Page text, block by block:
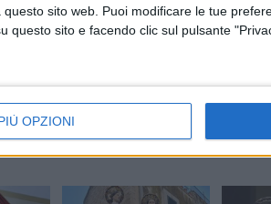
sito web. Puoi modificare le tue
questo sito e facendo clic sul pulsante
OPZIONI